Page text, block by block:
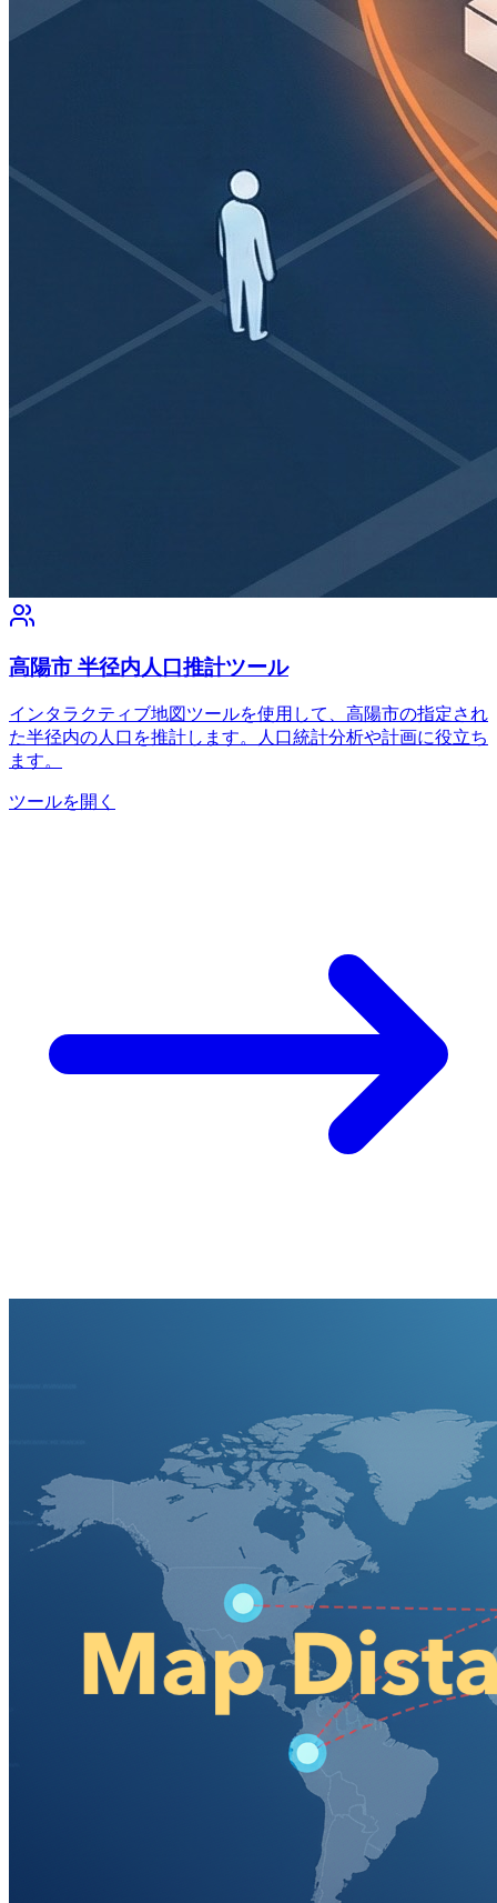
高陽市 半径内人口推計ツール
インタラクティブ地図ツールを使用して、高陽市の指定され
た半径内の人口を推計します。人口統計分析や計画に役立ち
ます。
ツールを開く